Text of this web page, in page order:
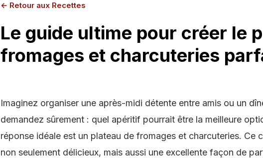
← Retour aux Recettes
Le guide ultime pour créer le
fromages et charcuteries
Imaginez organiser une après-midi détente entre amis ou un
demandez sûrement : quel apéritif pourrait être la meilleure
réponse idéale est un plateau de fromages et charcuteries. Ce
non seulement délicieux, mais aussi une excellente façon de